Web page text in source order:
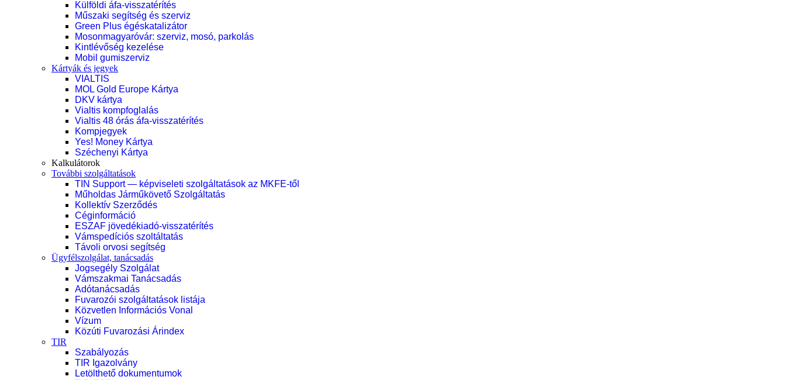
Külföldi áfa-visszatérítés
Műszaki segítség és szerviz
Green Plus égéskatalizátor
Mosonmagyaróvár: szerviz, mosó, parkolás
Kintlévőség kezelése
Mobil gumiszerviz
Kártyák és jegyek
VIALTIS
MOL Gold Europe Kártya
DKV kártya
Vialtis kompfoglalás
Vialtis 48 órás áfa-visszatérítés
Kompjegyek
Yes! Money Kártya
Széchenyi Kártya
Kalkulátorok
További szolgáltatások
TIN Support — képviseleti szolgáltatások az MKFE-től
Műholdas Járműkövető Szolgáltatás
Kollektív Szerződés
Céginformáció
ESZAF jövedékiadó-visszatérítés
Vámspedíciós szoltáltatás
Távoli orvosi segítség
Ügyfélszolgálat, tanácsadás
Jogsegély Szolgálat
Vámszakmai Tanácsadás
Adótanácsadás
Fuvarozói szolgáltatások listája
Közvetlen Információs Vonal
Vízum
Közúti Fuvarozási Árindex
TIR
Szabályozás
TIR Igazolvány
Letölthető dokumentumok